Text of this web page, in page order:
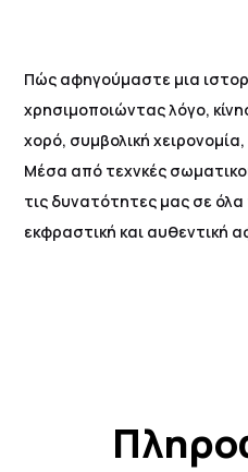
Πώς αφηγούμαστε μια
χρησιμοποιώντας λόγο,
χορό, συμβολική
Μέσα από τεχνκές
τις δυνατότητες μας σε
εκφραστική και αυθεντική